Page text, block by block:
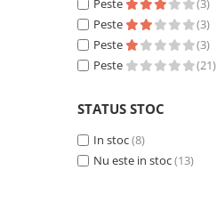
Peste
(3)
Peste
(3)
Peste
(3)
Peste
(21)
STATUS STOC
In stoc(8)
Nu este in stoc(13)